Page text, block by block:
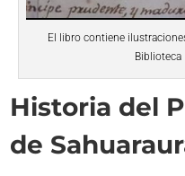
El libro contiene
Biblioteca
Historia del
de